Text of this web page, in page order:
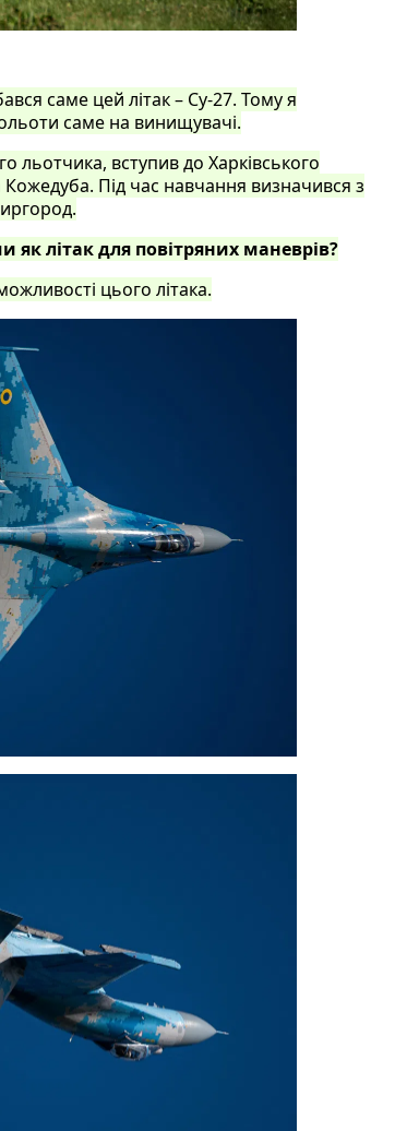
саме цей літак – Су-27. Тому я
саме на винищувачі.
льотчика, вступив до Харківського
Кожедуба. Під час навчання визначився з
літак для повітряних маневрів?
цього літака.